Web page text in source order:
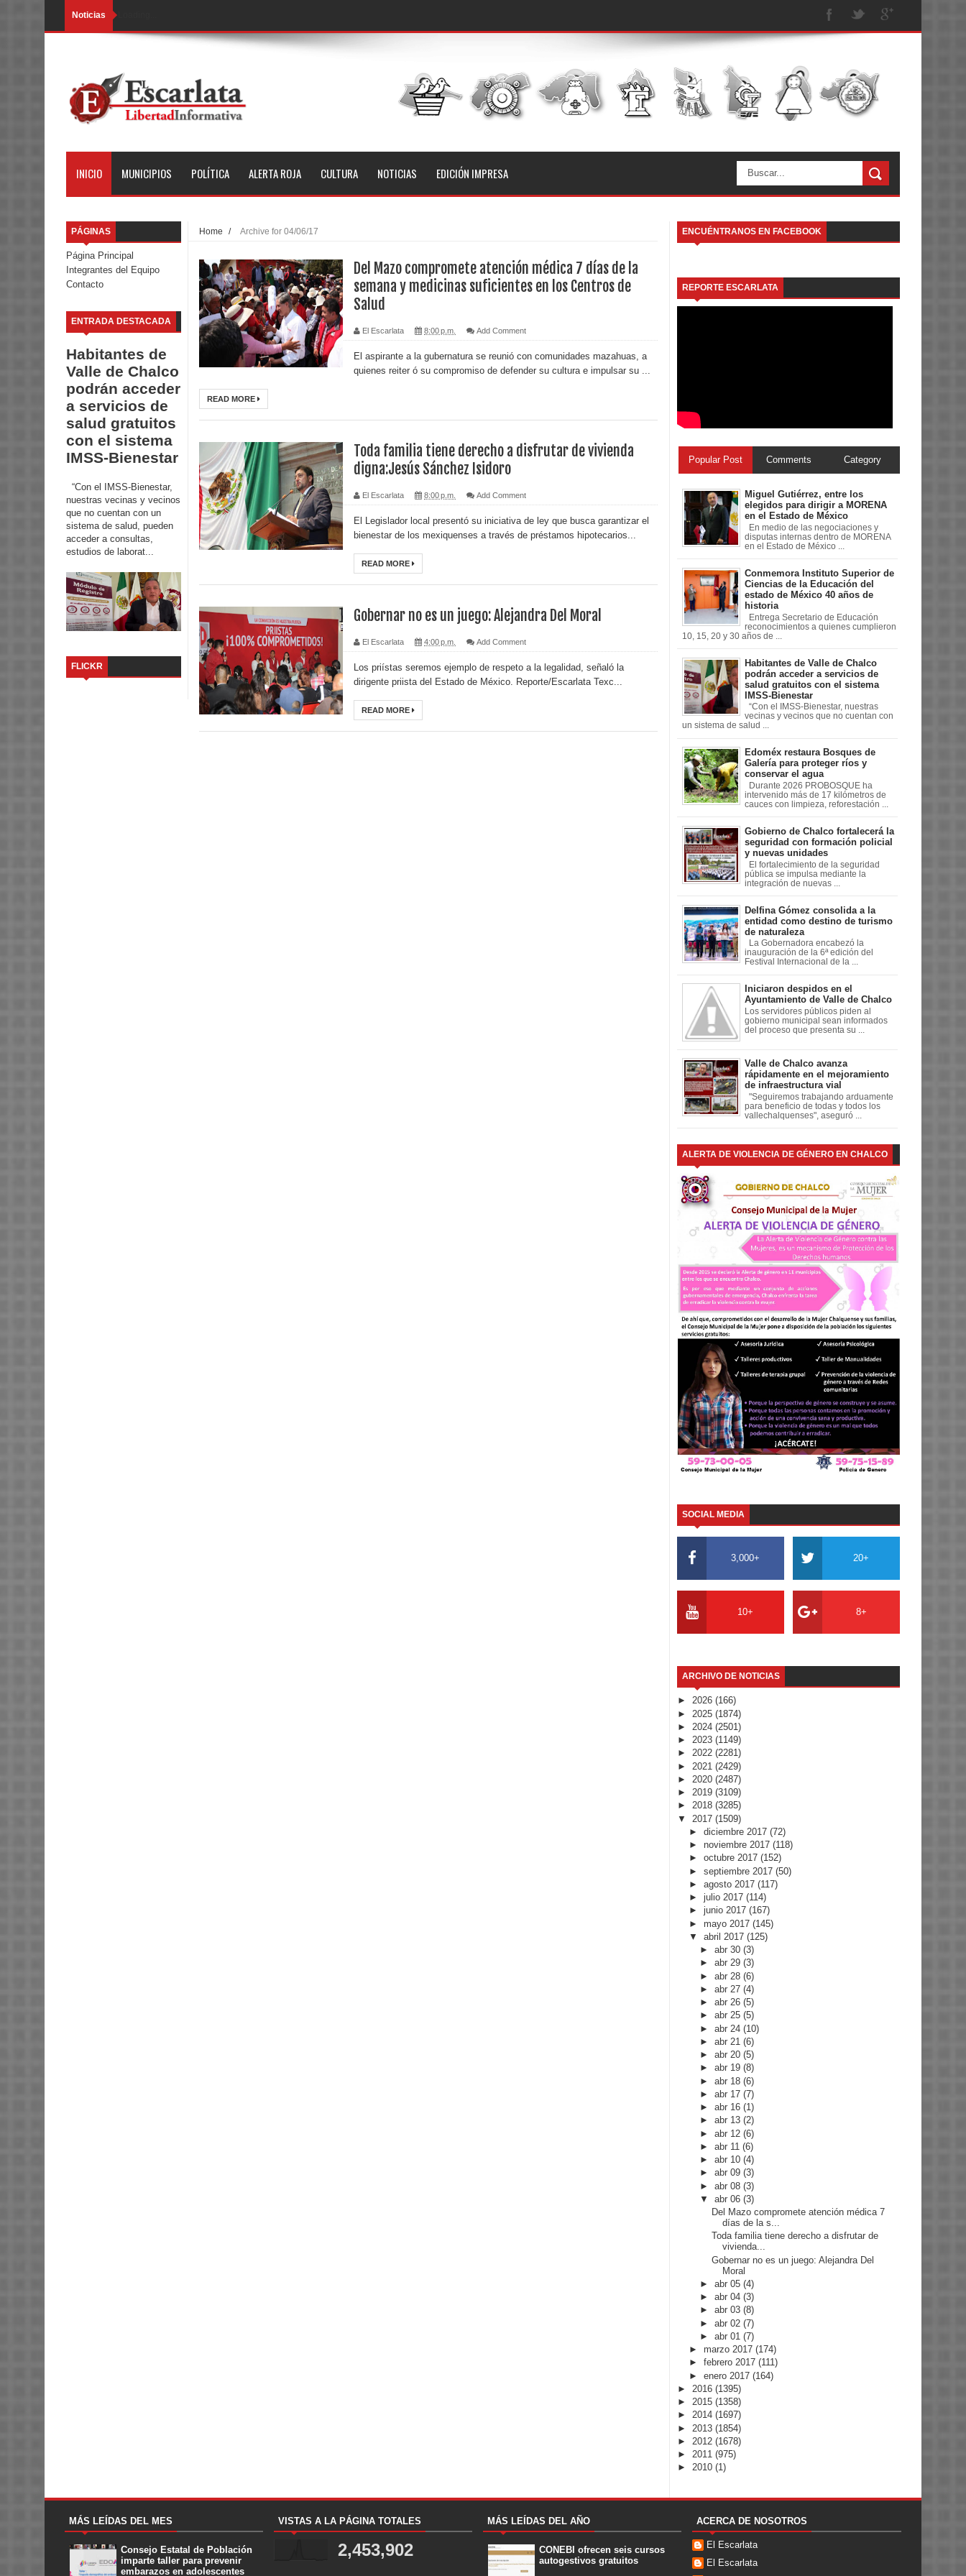
Noticias
INICIO MUNICIPIOS POLÍTICA ALERTA ROJA CULTURA NOTICIAS EDICIÓN IMPRESA
PÁGINAS
Página Principal
Integrantes del Equipo
Contacto
ENTRADA DESTACADA
Habitantes de
Valle de Chalco
podrán acceder
a servicios de
salud gratuitos
con el sistema
IMSS-Bienestar
“Con el IMSS-Bienestar,
nuestras vecinas y vecinos
que no cuentan con un
sistema de salud, pueden
acceder a consultas,
estudios de laborat...
FLICKR
Home / Archive for 04/06/17
Del Mazo compromete atención médica 7 días de la
semana y medicinas suficientes en los Centros de
Salud
El Escarlata 8:00 p.m. Add Comment
El aspirante a la gubernatura se reunió con comunidades mazahuas, a
quienes reiter ó su compromiso de defender su cultura e impulsar su ...
READ MORE
Toda familia tiene derecho a disfrutar de vivienda
digna:Jesús Sánchez Isidoro
El Escarlata 8:00 p.m. Add Comment
El Legislador local presentó su iniciativa de ley que busca garantizar el
bienestar de los mexiquenses a través de préstamos hipotecarios...
READ MORE
Gobernar no es un juego: Alejandra Del Moral
El Escarlata 4:00 p.m. Add Comment
Los priístas seremos ejemplo de respeto a la legalidad, señaló la
dirigente priista del Estado de México. Reporte/Escarlata Texc...
READ MORE
ENCUÉNTRANOS EN FACEBOOK
REPORTE ESCARLATA
Popular Post Comments Category
Miguel Gutiérrez, entre los
elegidos para dirigir a MORENA
en el Estado de México
En medio de las negociaciones y
disputas internas dentro de MORENA
en el Estado de México ...
Conmemora Instituto Superior de
Ciencias de la Educación del
estado de México 40 años de
historia
Entrega Secretario de Educación
reconocimientos a quienes cumplieron
10, 15, 20 y 30 años de ...
Habitantes de Valle de Chalco
podrán acceder a servicios de
salud gratuitos con el sistema
IMSS-Bienestar
“Con el IMSS-Bienestar, nuestras
vecinas y vecinos que no cuentan con
un sistema de salud ...
Edoméx restaura Bosques de
Galería para proteger ríos y
conservar el agua
Durante 2026 PROBOSQUE ha
intervenido más de 17 kilómetros de
cauces con limpieza, reforestación ...
Gobierno de Chalco fortalecerá la
seguridad con formación policial
y nuevas unidades
El fortalecimiento de la seguridad
pública se impulsa mediante la
integración de nuevas ...
Delfina Gómez consolida a la
entidad como destino de turismo
de naturaleza
La Gobernadora encabezó la
inauguración de la 6ª edición del
Festival Internacional de la ...
Iniciaron despidos en el
Ayuntamiento de Valle de Chalco
Los servidores públicos piden al
gobierno municipal sean informados
del proceso que presenta su ...
Valle de Chalco avanza
rápidamente en el mejoramiento
de infraestructura vial
"Seguiremos trabajando arduamente
para beneficio de todas y todos los
vallechalquenses", aseguró ...
ALERTA DE VIOLENCIA DE GÉNERO EN CHALCO
SOCIAL MEDIA
3,000+ 20+
10+ 8+
ARCHIVO DE NOTICIAS
► 2026 (166)
► 2025 (1874)
► 2024 (2501)
► 2023 (1149)
► 2022 (2281)
► 2021 (2429)
► 2020 (2487)
► 2019 (3109)
► 2018 (3285)
▼ 2017 (1509)
► diciembre 2017 (72)
► noviembre 2017 (118)
► octubre 2017 (152)
► septiembre 2017 (50)
► agosto 2017 (117)
► julio 2017 (114)
► junio 2017 (167)
► mayo 2017 (145)
▼ abril 2017 (125)
►abr 30(3)
►abr 29(3)
►abr 28(6)
►abr 27(4)
►abr 26(5)
►abr 25(5)
►abr 24(10)
►abr 21(6)
►abr 20(5)
►abr 19(8)
►abr 18(6)
►abr 17(7)
►abr 16(1)
►abr 13(2)
►abr 12(6)
►abr 11(6)
►abr 10(4)
►abr 09(3)
►abr 08(3)
▼abr 06(3)
Del Mazo compromete atención médica 7
días de la s...
Toda familia tiene derecho a disfrutar de
vivienda...
Gobernar no es un juego: Alejandra Del
Moral
►abr 05(4)
►abr 04(3)
►abr 03(8)
►abr 02(7)
►abr 01(7)
► marzo 2017 (174)
► febrero 2017 (111)
► enero 2017 (164)
► 2016 (1395)
► 2015 (1358)
► 2014 (1697)
► 2013 (1854)
► 2012 (1678)
► 2011 (975)
► 2010 (1)
MÁS LEÍDAS DEL MES
Consejo Estatal de Población
imparte taller para prevenir
embarazos en adolescentes
VISTAS A LA PÁGINA TOTALES
2,453,902
MÁS LEÍDAS DEL AÑO
CONEBI ofrecen seis cursos
autogestivos gratuitos
ACERCA DE NOSOTROS
El Escarlata
El Escarlata